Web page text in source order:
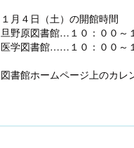
１月４日（土）の開館時間
旦野原図書館…１０：００～
医学図書館……１０：００～
図書館ホームページ上のカレ